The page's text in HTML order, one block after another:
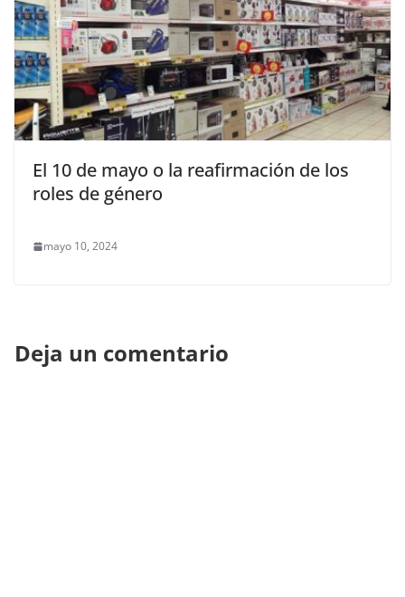
El 10 de mayo o la reafirmación de los
roles de género
mayo 10, 2024
Deja un comentario